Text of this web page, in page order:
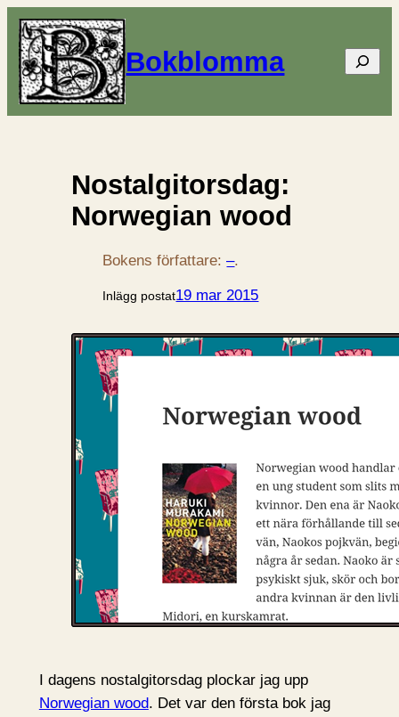
Bokblomma Sök
Nostalgitorsdag:
Norwegian wood
Bokens författare:–.
Inlägg postat19 mar 2015
I dagens nostalgitorsdag plockar jag upp
Norwegian wood. Det var den första bok jag